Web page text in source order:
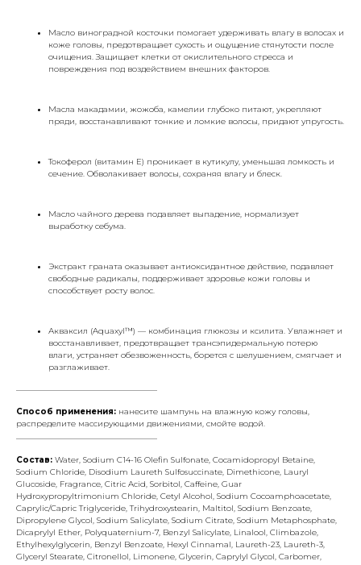
Масло виноградной косточки помогает удерживать влагу в волосах и
коже головы, предотвращает сухость и ощущение стянутости после
очищения. Защищает клетки от окислительного стресса и
повреждения под воздействием внешних факторов.
Масла макадамии, жожоба, камелии глубоко питают, укрепляют
пряди, восстанавливают тонкие и ломкие волосы, придают упругость.
Токоферол (витамин E) проникает в кутикулу, уменьшая ломкость и
сечение. Обволакивает волосы, сохраняя влагу и блеск.
Масло чайного дерева подавляет выпадение, нормализует
выработку себума.
Экстракт граната оказывает антиоксидантное действие, подавляет
свободные радикалы, поддерживает здоровье кожи головы и
способствует росту волос.
Акваксил (Aquaxyl™) — комбинация глюкозы и ксилита. Увлажняет и
восстанавливает, предотвращает трансэпидермальную потерю
влаги, устраняет обезвоженность, борется с шелушением, смягчает и
разглаживает.
Способ применения: нанесите шампунь на влажную кожу головы,
распределите массирующими движениями, смойте водой.
Состав: Water, Sodium C14-16 Olefin Sulfonate, Cocamidopropyl Betaine,
Sodium Chloride, Disodium Laureth Sulfosuccinate, Dimethicone, Lauryl
Glucoside, Fragrance, Citric Acid, Sorbitol, Caffeine, Guar
Hydroxypropyltrimonium Chloride, Cetyl Alcohol, Sodium Cocoamphoacetate,
Caprylic/Capric Triglyceride, Trihydroxystearin, Maltitol, Sodium Benzoate,
Dipropylene Glycol, Sodium Salicylate, Sodium Citrate, Sodium Metaphosphate,
Dicaprylyl Ether, Polyquaternium-7, Benzyl Salicylate, Linalool, Climbazole,
Ethylhexylglycerin, Benzyl Benzoate, Hexyl Cinnamal, Laureth-23, Laureth-3,
Glyceryl Stearate, Citronellol, Limonene, Glycerin, Caprylyl Glycol, Carbomer,